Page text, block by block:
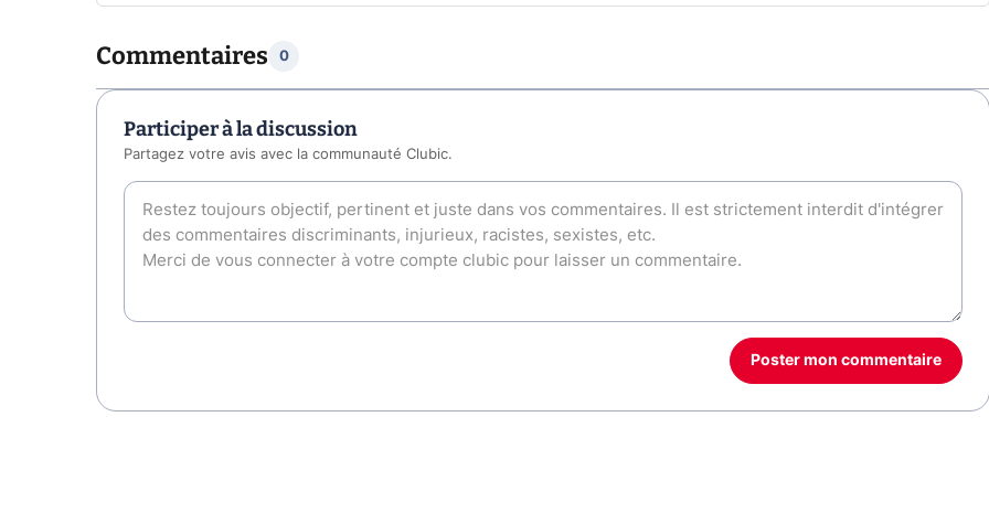
Commentaires 0
Participer à la discussion
Partagez votre avis avec la communauté Clubic.
Poster mon commentaire